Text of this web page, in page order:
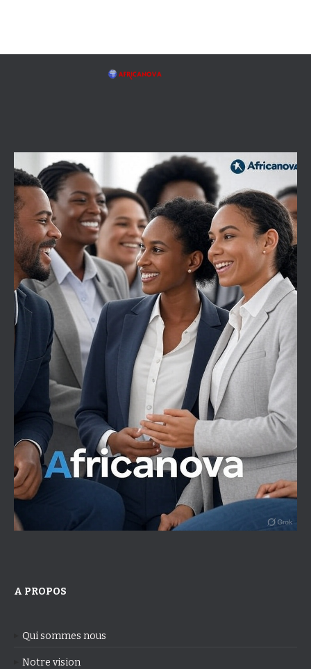
A PROPOS
Qui sommes nous
Notre vision